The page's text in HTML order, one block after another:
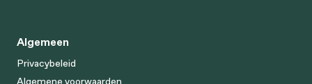
Algemeen
Privacybeleid
Algemene voorwaarden